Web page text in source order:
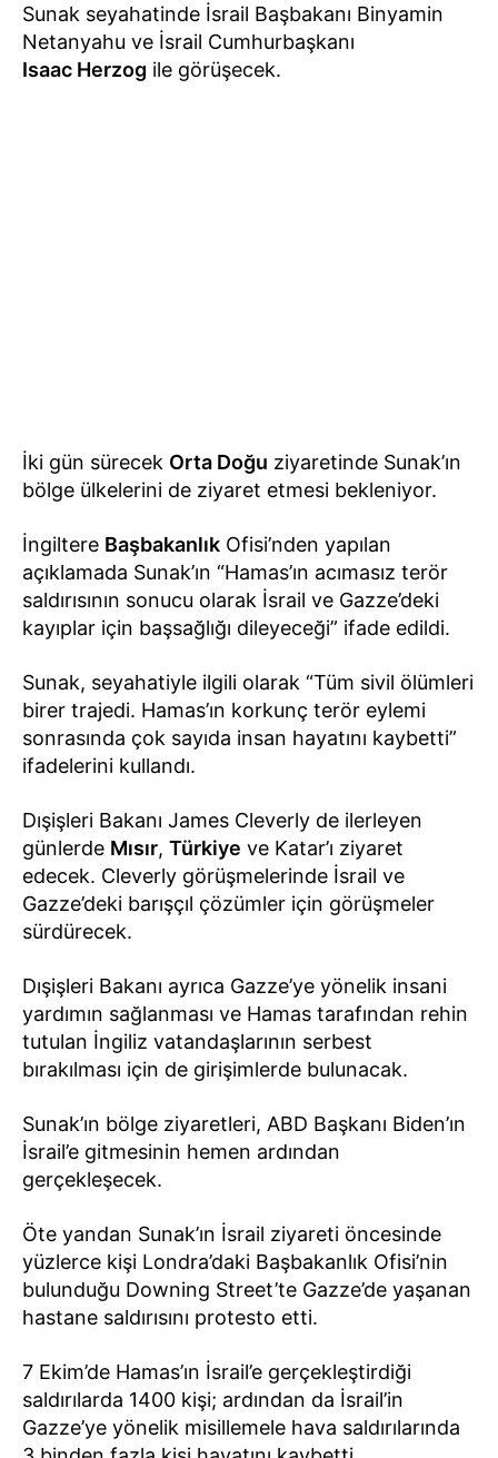
Sunak seyahatinde İsrail Başbakanı Binyamin
Netanyahu ve İsrail Cumhurbaşkanı
Isaac Herzog ile görüşecek.
İki gün sürecek Orta Doğu ziyaretinde Sunak’ın
bölge ülkelerini de ziyaret etmesi bekleniyor.
İngiltere Başbakanlık Ofisi’nden yapılan
açıklamada Sunak’ın “Hamas’ın acımasız terör
saldırısının sonucu olarak İsrail ve Gazze’deki
kayıplar için başsağlığı dileyeceği” ifade edildi.
Sunak, seyahatiyle ilgili olarak “Tüm sivil ölümleri
birer trajedi. Hamas’ın korkunç terör eylemi
sonrasında çok sayıda insan hayatını kaybetti”
ifadelerini kullandı.
Dışişleri Bakanı James Cleverly de ilerleyen
günlerde Mısır, Türkiye ve Katar’ı ziyaret
edecek. Cleverly görüşmelerinde İsrail ve
Gazze’deki barışçıl çözümler için görüşmeler
sürdürecek.
Dışişleri Bakanı ayrıca Gazze’ye yönelik insani
yardımın sağlanması ve Hamas tarafından rehin
tutulan İngiliz vatandaşlarının serbest
bırakılması için de girişimlerde bulunacak.
Sunak’ın bölge ziyaretleri, ABD Başkanı Biden’ın
İsrail’e gitmesinin hemen ardından
gerçekleşecek.
Öte yandan Sunak’ın İsrail ziyareti öncesinde
yüzlerce kişi Londra’daki Başbakanlık Ofisi’nin
bulunduğu Downing Street’te Gazze’de yaşanan
hastane saldırısını protesto etti.
7 Ekim’de Hamas’ın İsrail’e gerçekleştirdiği
saldırılarda 1400 kişi; ardından da İsrail’in
Gazze’ye yönelik misillemele hava saldırılarında